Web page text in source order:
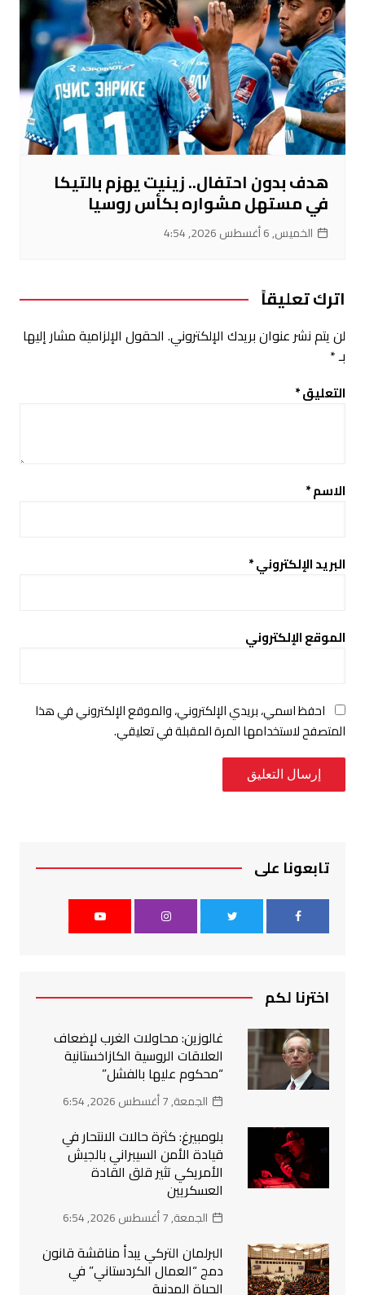
هدف بدون احتفال.. زينيت يهزم بالتيكا
في مستهل مشواره بكأس روسيا
الخميس, 6 أغسطس 2026, 4:54
اترك تعليقاً
لن يتم نشر عنوان بريدك الإلكتروني. الحقول الإلزامية مشار إليها
بـ*
التعليق*
الاسم*
البريد الإلكتروني*
الموقع الإلكتروني
احفظ اسمي، بريدي الإلكتروني، والموقع الإلكتروني في هذا
المتصفح لاستخدامها المرة المقبلة في تعليقي.
تابعونا على
اخترنا لكم
غالوزين: محاولات الغرب لإضعاف
العلاقات الروسية الكازاخستانية
“محكوم عليها بالفشل”
الجمعة, 7 أغسطس 2026, 6:54
بلومبيرغ: كثرة حالات الانتحار في
قيادة الأمن السيبراني بالجيش
الأمريكي تثير قلق القادة
العسكريين
الجمعة, 7 أغسطس 2026, 6:54
البرلمان التركي يبدأ مناقشة قانون
دمج “العمال الكردستاني” في
الحياة المدنية